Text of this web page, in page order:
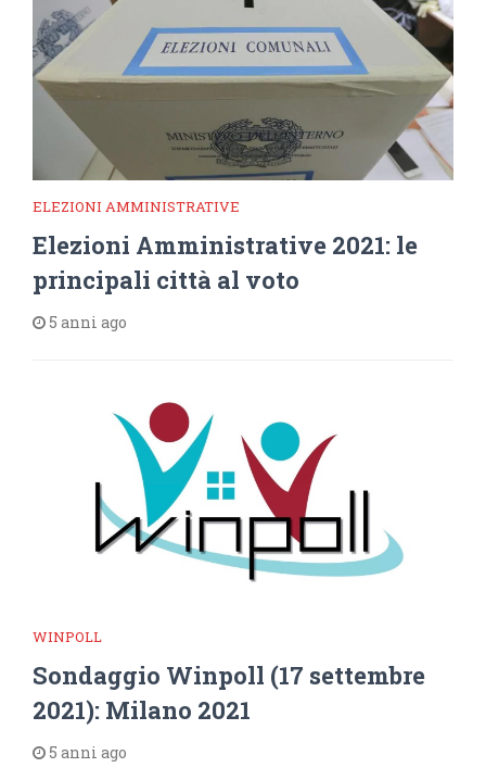
ELEZIONI AMMINISTRATIVE
Elezioni Amministrative 2021: le
principali città al voto
5 anni ago
WINPOLL
Sondaggio Winpoll (17 settembre
2021): Milano 2021
5 anni ago